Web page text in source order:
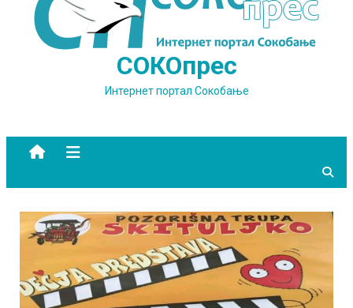
СОКОпрес
Интернет портал Сокобање